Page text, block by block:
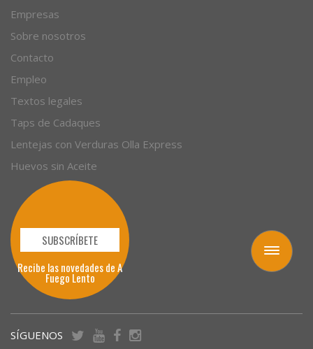
Toggle
navigation
Empresas
Sobre nosotros
Contacto
Empleo
Textos legales
Taps de Cadaques
Lentejas con Verduras Olla Express
Huevos sin Aceite
SUBSCRÍBETE
Recibe las novedades de A
Fuego Lento
SÍGUENOS